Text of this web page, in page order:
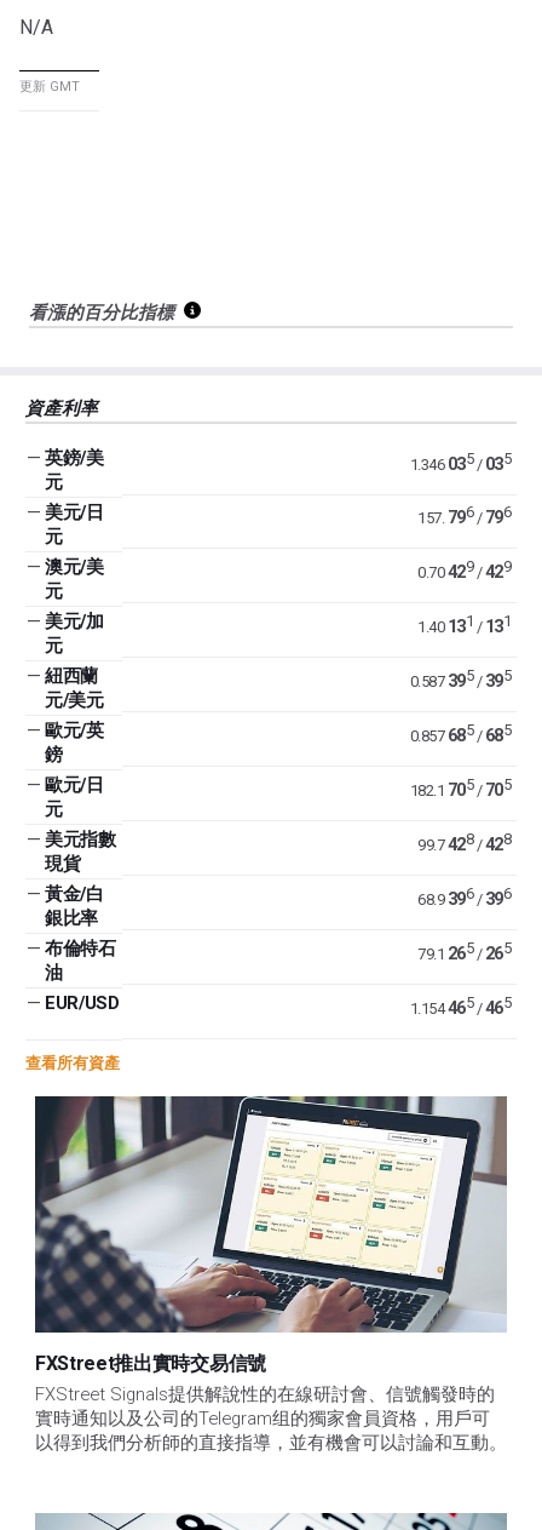
N/A
更新 GMT
看漲的百分比指標
資產利率
— 英鎊/美
元
1.346 035/ 035
— 美元/日
元
157. 796/ 796
— 澳元/美
元
0.70 429/429
— 美元/加
元
1.40 131 / 131
— 紐西蘭
元/美元
0.587 395/ 395
— 歐元/英
鎊
0.857 685/ 685
— 歐元/日
元
182.1 705/ 705
— 美元指數
現貨
99.7 428/428
— 黃金/白
銀比率
68.9 396/ 396
— 布倫特石
油
79.1 265/ 265
— EUR/USD 1.154 465/465
查看所有資產
FXStreet推出實時交易信號
FXStreet Signals提供解說性的在線研討會、信號觸發時的
實時通知以及公司的Telegram组的獨家會員資格，用戶可
以得到我們分析師的直接指導，並有機會可以討論和互動。